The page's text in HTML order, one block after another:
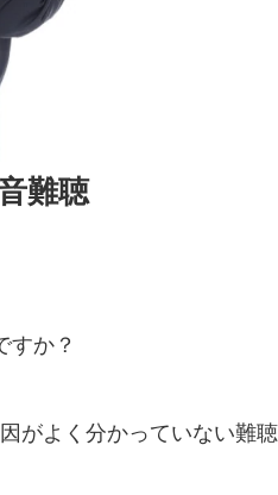
難聴
すか？
がよく分かっていない難聴